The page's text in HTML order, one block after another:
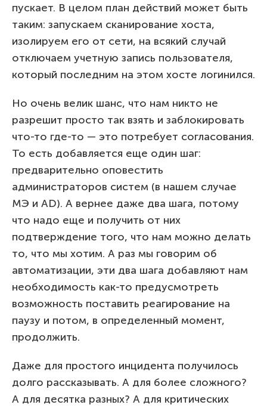
пускает. В целом план действий может быть
таким: запускаем сканирование хоста,
изолируем его от сети, на всякий случай
отключаем учетную запись пользователя,
который последним на этом хосте логинился.
Но очень велик шанс, что нам никто не
разрешит просто так взять и заблокировать
что-то где-то — это потребует согласования.
То есть добавляется еще один шаг:
предварительно оповестить
администраторов систем (в нашем случае
МЭ и AD). А вернее даже два шага, потому
что надо еще и получить от них
подтверждение того, что нам можно делать
то, что мы хотим. А раз мы говорим об
автоматизации, эти два шага добавляют нам
необходимость как-то предусмотреть
возможность поставить реагирование на
паузу и потом, в определенный момент,
продолжить.
Даже для простого инцидента получилось
долго рассказывать. А для более сложного?
А для десятка разных? А для критических